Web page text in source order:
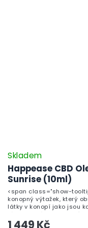
Happease CBD
Sunrise (10ml)
Skladem
1 449 Kč
<span class="show-
konopný výtažek, který
látky v konopí jako jsou
látky navzájem posilují
Kanabinoidy Kanabinoidy